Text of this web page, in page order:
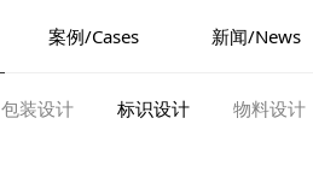
案例/Cases 新闻/News
包装设计 标识设计 物料设计